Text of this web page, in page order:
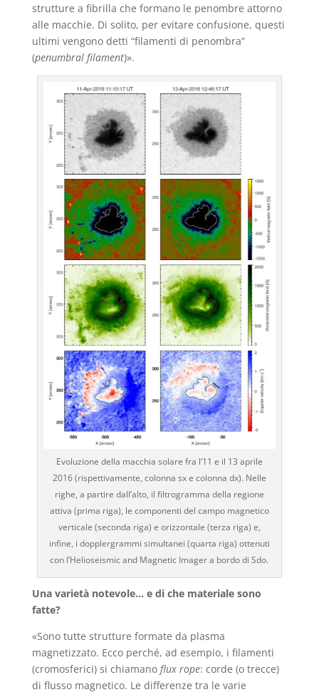
strutture a fibrilla che formano le penombre attorno
alle macchie. Di solito, per evitare confusione, questi
ultimi vengono detti “filamenti di penombra”
(penumbral filament)».
Evoluzione della macchia solare fra l’11 e il 13 aprile
2016 (rispettivamente, colonna sx e colonna dx). Nelle
righe, a partire dall’alto, il filtrogramma della regione
attiva (prima riga), le componenti del campo magnetico
verticale (seconda riga) e orizzontale (terza riga) e,
infine, i dopplergrammi simultanei (quarta riga) ottenuti
con l’Helioseismic and Magnetic Imager a bordo di Sdo.
Una varietà notevole… e di che materiale sono
fatte?
«Sono tutte strutture formate da plasma
magnetizzato. Ecco perché, ad esempio, i filamenti
(cromosferici) si chiamano flux rope: corde (o trecce)
di flusso magnetico. Le differenze tra le varie